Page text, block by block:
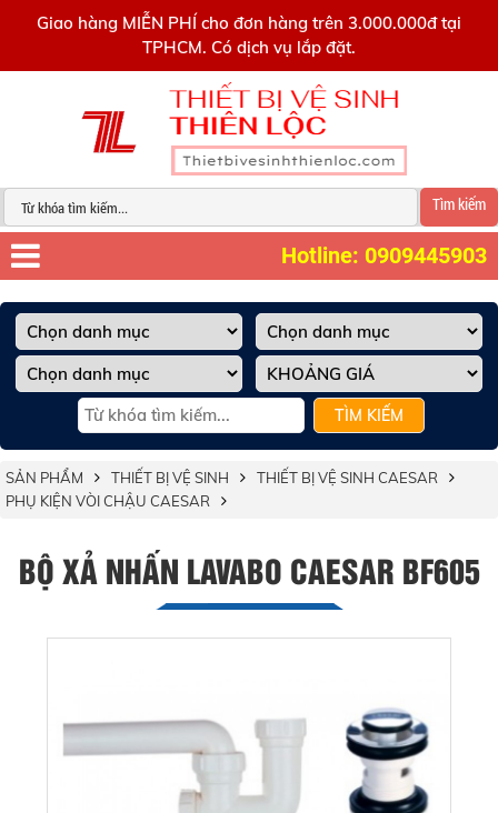
Giao hàng MIỄN PHÍ cho đơn hàng trên 3.000.000đ tại
TPHCM. Có dịch vụ lắp đặt.
Tìm kiếm
Hotline: 0909445903
TÌM KIẾM
SẢN PHẨM THIẾT BỊ VỆ SINH
THIẾT BỊ VỆ SINH CAESAR
PHỤ KIỆN VÒI CHẬU CAESAR
BỘ XẢ NHẤN LAVABO CAESAR BF605
0909445903